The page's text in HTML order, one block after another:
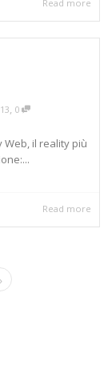
Read more
, 0
Web, il reality più
Read more